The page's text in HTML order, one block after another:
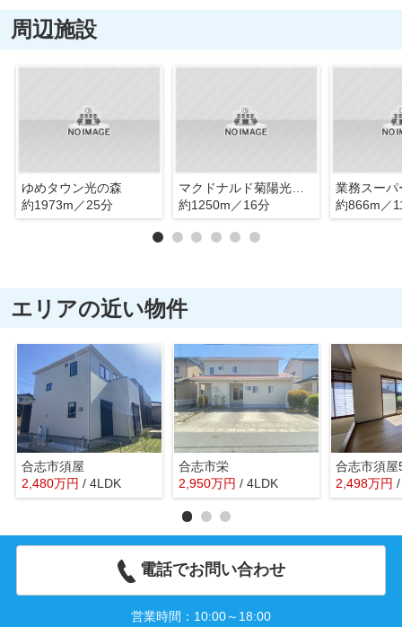
周辺施設
ゆめタウン光の森
約1973m／25分
マクドナルド菊陽光の森店
約1250m／16分
業務スーパ
約866m／
エリアの近い物件
合志市須屋
2,480万円 / 4LDK
合志市栄
2,950万円 / 4LDK
合志市須屋
2,498万円
電話でお問い合わせ
営業時間：10:00～18:00